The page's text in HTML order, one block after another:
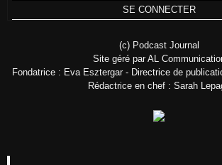
SE CONNECTER
(c) Podcast Journal
Site géré par AL
Fondatrice : Eva Esztergar - Directrice de
Rédactrice en chef : Sarah